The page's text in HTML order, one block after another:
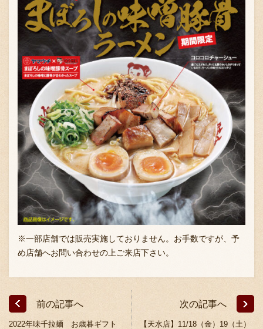
採用情報
※一部店舗では販売実施しておりません。お手数ですが、 予
め店舗へお問い合わせの上ご来店下さい。
前の記事へ
2022年味千拉麺 お歳暮ギフト
次の記事へ
【天水店】11/18（金）19（土）